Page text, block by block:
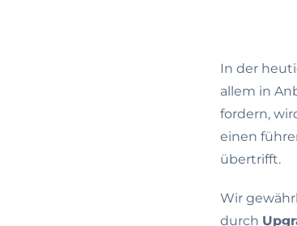
In der
allem in
fordern,
einen
übertrifft.
Wir
durch